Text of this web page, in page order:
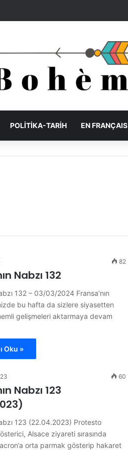
POLITIKA-TARIH EN FRANÇAIS
82
Nabzı 132
132 – 03/03/2024 Fransa’nın
bu hafta da sizlere siyasetten
gelişmeleri aktarmaya devam
Oku »
60
Nabzı 123
123 (22.04.2023) Protesto
Alsace ziyareti sırasında
orta parmak gösterip hakaret